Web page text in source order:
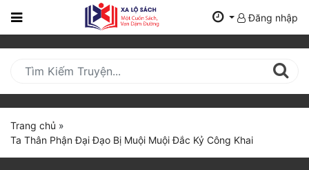
Trang
Mới
Cập
Nhật
(current)
Đăng nhập
Trang chủ »
Ta Thân Phận Đại Đạo Bị Muội Muội Đắc Kỷ Công Khai